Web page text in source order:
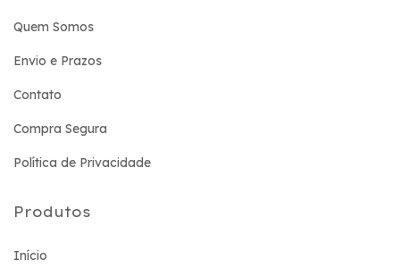
Quem Somos
Envio e Prazos
Contato
Compra Segura
Política de Privacidade
Produtos
Início